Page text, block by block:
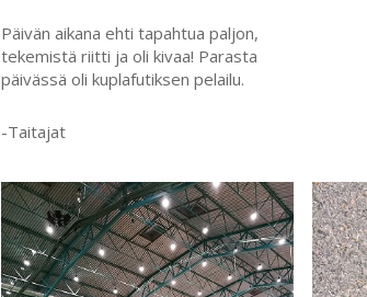
Päivän aikana ehti tapahtua paljon,
tekemistä riitti ja oli kivaa! Parasta
päivässä oli kuplafutiksen pelailu.
-Taitajat